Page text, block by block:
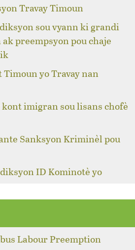
Travay Timoun
sou vyann ki grandi
preempsyon pou chaje
Timoun yo Travay nan
kont imigran sou lisans chofè
Sanksyon Kriminèl pou
ID Kominotè yo
Labour Preemption